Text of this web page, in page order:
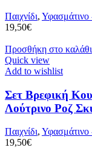
Παιχνίδι, Υφασμάτινο
19,50€
Προσθήκη στο καλάθι
Quick view
Add to wishlist
Σετ Βρεφική
Λούτρινο Ροζ
Παιχνίδι, Υφασμάτινο
19,50€